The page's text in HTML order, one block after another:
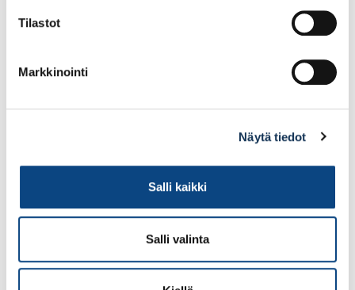
Tilastot
Markkinointi
Näytä tiedot
Salli kaikki
Salli valinta
17.53€ /kpl(alv. 0%)
Lisää tilauskoriin
Suojalasi ZEKLER 56
HC/AF